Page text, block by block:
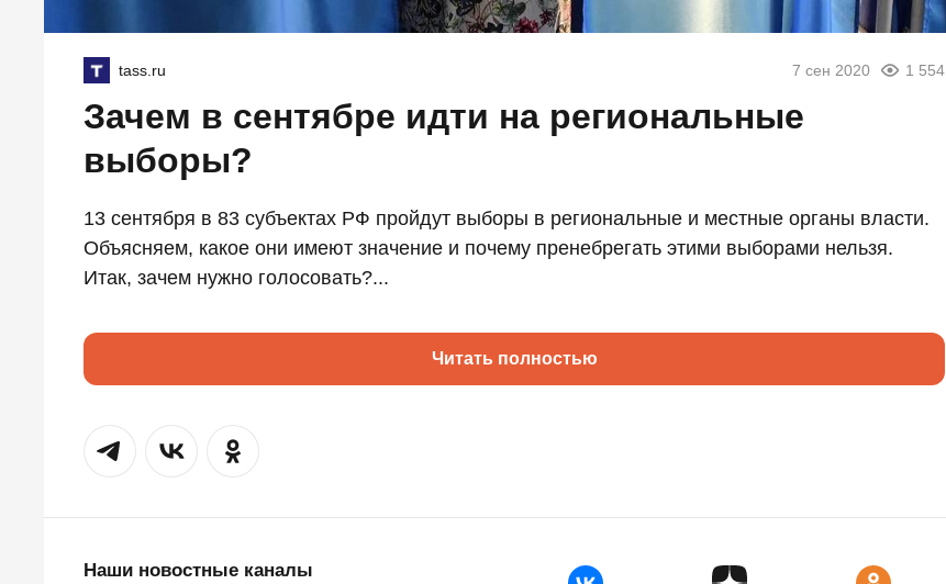
tass.ru 7 сен 2020 1 554
Зачем в сентябре идти на региональные
выборы?
13 сентября в 83 субъектах РФ пройдут выборы в региональные и местные органы власти.
Объясняем, какое они имеют значение и почему пренебрегать этими выборами нельзя.
Итак, зачем нужно голосовать?...
Читать полностью
Наши новостные каналы